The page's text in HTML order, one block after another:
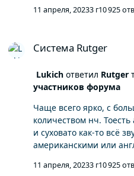
11 апреля, 20233 г10 925
Система Rutger
Lukichответил Rutger
участников форума
Чаще всего ярко, с
количеством нч. Тоесть акцент смещен вверх. Да ещё
и суховато как-то всё звучит. В
американскими или
немецкие издания совсем не
что ухо режет, слушать
11 апреля, 20233 г10 925